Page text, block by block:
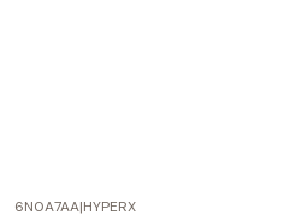
6N0A7AA|HYPERX